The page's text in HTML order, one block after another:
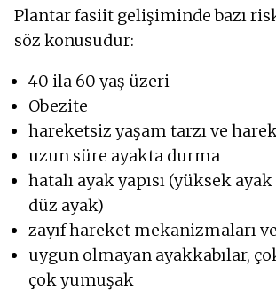
Plantar fasiit gelişiminde bazı
söz konusudur:
40 ila 60 yaş üzeri
Obezite
hareketsiz yaşam tarzı ve
uzun süre ayakta durma
hatalı ayak yapısı (yüksek
düz ayak)
zayıf hareket mekanizmaları
uygun olmayan ayakkabılar,
çok yumuşak